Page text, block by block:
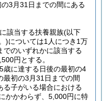
3月31日までの間にある
に該当する扶養親族(以下
)については1人につき1万
でのいずれかに該当する
円とする。
歳に達する日後の最初の4
最初の3月31日までの間
る子がいる場合における
かかわらず、5,000円に特